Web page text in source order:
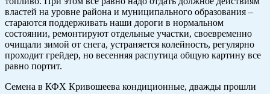
властей на уровне района и муниципального образования –
стараются поддерживать наши дороги в нормальном
состоянии, ремонтируют отдельные участки, своевременно
очищали зимой от снега, устраняется колейность, регулярно
проходит грейдер, но весенняя распутица общую картину все
равно портит.
Семена в КФХ Кривошеева кондиционные, дважды прошли